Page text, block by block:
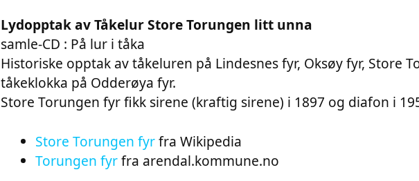
Lydopptak av Tåkelur Store Torungen litt unna
samle-CD : På lur i tåka
Historiske opptak av tåkeluren på Lindesnes fyr, Oksøy fyr, Store
tåkeklokka på Odderøya fyr.
Store Torungen fyr fikk sirene (kraftig sirene) i 1897 og diafon i
Store Torungen fyrfra Wikipedia
Torungen fyrfra arendal.kommune.no